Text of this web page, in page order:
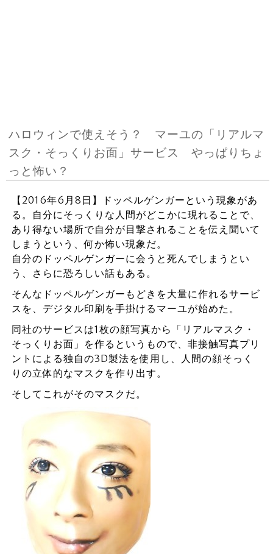
ハロウィンで使えそう？ マーユの「リアルマ
スク・そっくりお面」サービス やっぱりちょ
っと怖い？
【2016年6月8日】ドッペルゲンガーという現象があ
る。自分にそっくりな人間がどこかに現れることで、
あり得ない場所で自分が目撃されることを伝え聞いて
しまうという、何か怖い現象だ。
自分のドッペルゲンガーに会うと死んでしまうとい
う、さらに恐ろしい話もある。
そんなドッペルゲンガーもどきを大量に作れるサービ
スを、デジタル印刷を手掛けるマーユが始めた。
同社のサービスは1枚の顔写真から「リアルマスク・
そっくりお面」を作るというもので、非接触写真プリ
ントによる独自の3D製法を使用し、人間の顔そっく
りの立体的なマスクを作り出す。
そしてこれがそのマスクだ。